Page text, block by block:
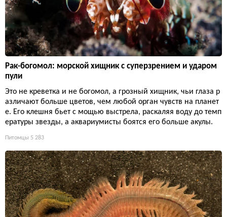
Рак-богомол: морской хищник с суперзрением и ударом
пули
Это не креветка и не богомол, а грозный хищник, чьи глаза р
азличают больше цветов, чем любой орган чувств на планет
е. Его клешня бьет с мощью выстрела, раскаляя воду до темп
ературы звезды, а аквариумисты боятся его больше акулы.
Питомцы 5 283